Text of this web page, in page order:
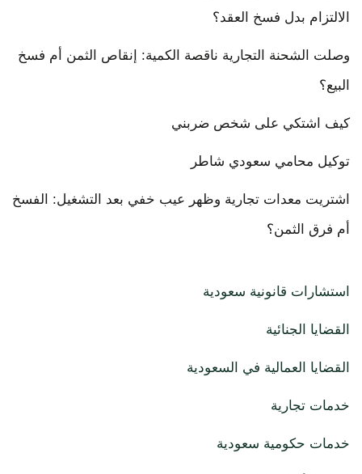
الالتزام بدل فسخ العقد؟
وصلت الشحنة التجارية ناقصة الكمية: إنقاص الثمن أم فسخ
البيع؟
كيف اشتكي على شخص ضربني
توكيل محامي سعودي شاطر
اشتريت معدات تجارية وظهر عيب خفي بعد التشغيل: الفسخ
أم فرق الثمن؟
استشارات قانونية سعودية
القضايا الجنائية
القضايا العمالية في السعودية
خدمات تجارية
خدمات حكومية سعودية